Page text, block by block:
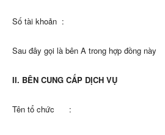
Số tài khoản :
Sau đây gọi là bên A trong hợp đồng này
II. BÊN CUNG CẤP DỊCH VỤ
Tên tổ chức :